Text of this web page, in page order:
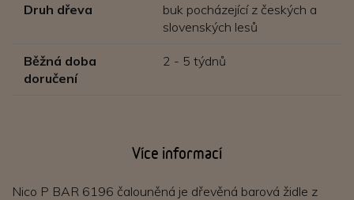
Druh dřeva
buk pocházející z českých a
slovenských lesů
Běžná doba
doručení
2 - 5 týdnů
Více informací
Nico P BAR 6196 čalouněná je dřevěná barová židle z